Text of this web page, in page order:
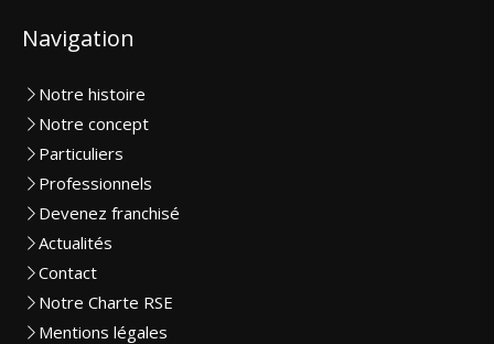
Navigation
Notre histoire
Notre concept
Particuliers
Professionnels
Devenez franchisé
Actualités
Contact
Notre Charte RSE
Mentions légales